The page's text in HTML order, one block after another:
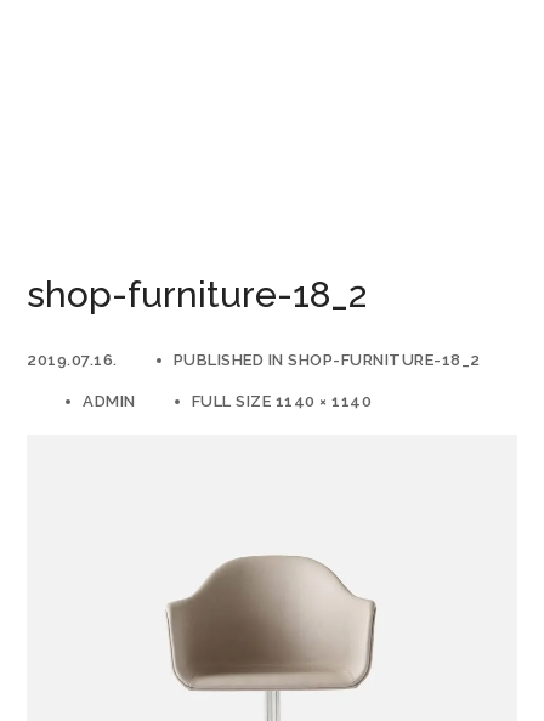
shop-furniture-18_2
2019.07.16. PUBLISHED INSHOP-FURNITURE-18_2
ADMIN FULL SIZE 1140 × 1140